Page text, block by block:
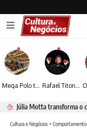
Mega Polo transforma lançamento de coleção em plataforma nacional de negócios e projeta crescimento de mais de 15% Rafael Titonelly leva magia e acolhimento a crianças em tratamento oncológico em Juiz de Fora
Cultura e Negócios> Comportamento